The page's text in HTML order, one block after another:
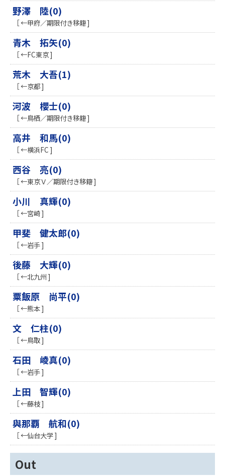
野澤 陸(0)
［ ←甲府／期限付き移籍 ]
青木 拓矢(0)
［ ←FC東京 ]
荒木 大吾(1)
［ ←京都 ]
河波 櫻士(0)
［ ←鳥栖／期限付き移籍 ]
高井 和馬(0)
［ ←横浜FC ]
西谷 亮(0)
［ ←東京Ｖ／期限付き移籍 ]
小川 真輝(0)
［ ←宮崎 ]
甲斐 健太郎(0)
［ ←岩手 ]
後藤 大輝(0)
［ ←北九州 ]
粟飯原 尚平(0)
［ ←熊本 ]
文 仁柱(0)
［ ←鳥取 ]
石田 崚真(0)
［ ←岩手 ]
上田 智輝(0)
［ ←藤枝 ]
與那覇 航和(0)
［ ←仙台大学 ]
Out